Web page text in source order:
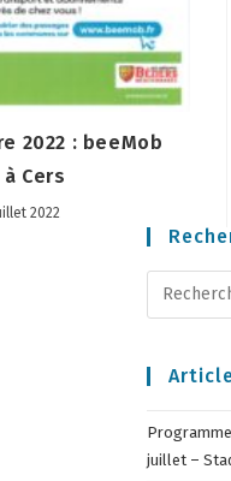
2022 : beeMob
Cers
2022
juillet –